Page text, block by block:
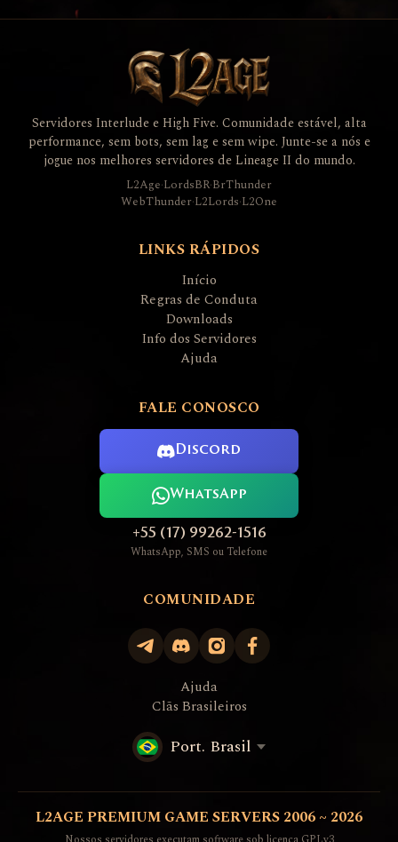
Servidores Interlude e High Five. Comunidade estável, alta
performance, sem bots, sem lag e sem wipe. Junte-se a nós e
jogue nos melhores servidores de Lineage II do mundo.
L2Age·LordsBR·BrThunder
WebThunder·L2Lords·L2One
LINKS RÁPIDOS
Início
Regras de Conduta
Downloads
Info dos Servidores
Ajuda
FALE CONOSCO
Discord
WhatsApp
+55 (17) 99262-1516
WhatsApp, SMS ou Telefone
COMUNIDADE
Ajuda
Clãs Brasileiros
Port. Brasil
L2AGE PREMIUM GAME SERVERS 2006 ~ 2026